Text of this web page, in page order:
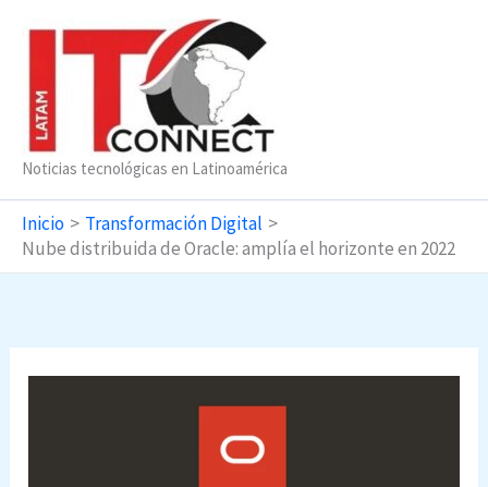
Noticias tecnológicas en Latinoamérica
Inicio
Transformación Digital
Nube distribuida de Oracle: amplía el horizonte en 2022